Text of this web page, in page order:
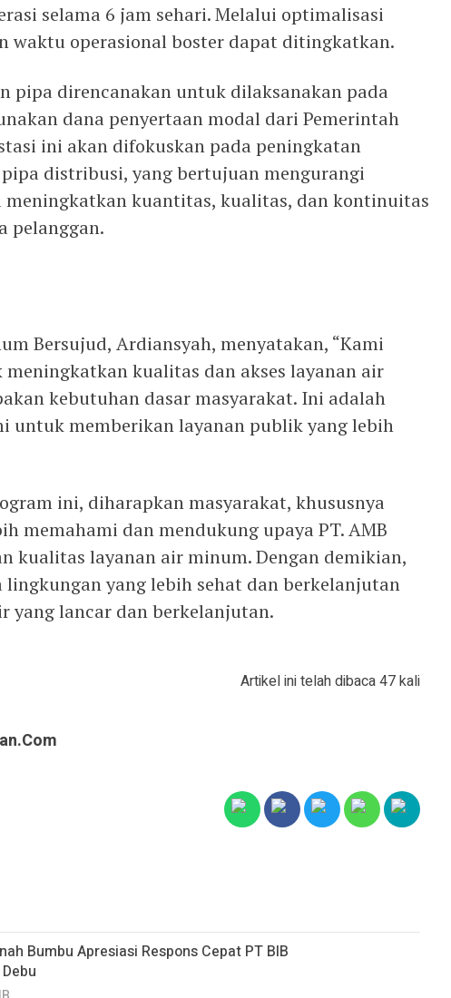
selama 6 jam sehari. Melalui optimalisasi
waktu operasional boster dapat ditingkatkan.
pipa direncanakan untuk dilaksanakan pada
dana penyertaan modal dari Pemerintah
ini akan difokuskan pada peningkatan
distribusi, yang bertujuan mengurangi
meningkatkan kuantitas, kualitas, dan kontinuitas
pelanggan.
Bersujud, Ardiansyah, menyatakan, “Kami
kualitas dan akses layanan air
kebutuhan dasar masyarakat. Ini adalah
untuk memberikan layanan publik yang lebih
ini, diharapkan masyarakat, khususnya
memahami dan mendukung upaya PT. AMB
kualitas layanan air minum. Dengan demikian,
yang lebih sehat dan berkelanjutan
yang lancar dan berkelanjutan.
Artikel ini telah dibaca 47 kali
Bumbu Apresiasi Respons Cepat PT BIB